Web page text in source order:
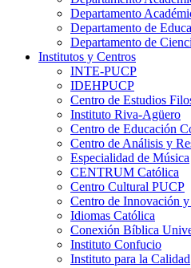
Departamento
Departamento de
Departamento de
Institutos y Centros
INTE-PUCP
IDEHPUCP
Centro de Estudios
Instituto Riva-Agüero
Centro de Educación
Centro de Análisis y
Especialidad de Música
CENTRUM Católica
Centro Cultural PUCP
Centro de Innovación
Idiomas Católica
Conexión Bíblica
Instituto Confucio
Instituto para la Calidad